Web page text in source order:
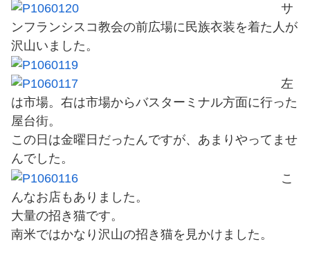
サ
ンフランシスコ教会の前広場に民族衣装を着た人が
沢山いました。
左
は市場。右は市場からバスターミナル方面に行った
屋台街。
この日は金曜日だったんですが、あまりやってませ
んでした。
こ
んなお店もありました。
大量の招き猫です。
南米ではかなり沢山の招き猫を見かけました。